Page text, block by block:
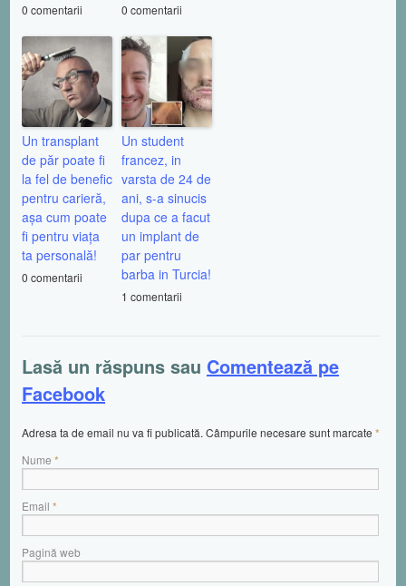
0 comentarii 0 comentarii
Un transplant
de păr poate fi
la fel de benefic
pentru carieră,
așa cum poate
fi pentru viața
ta personală!
0 comentarii
Un student
francez, in
varsta de 24 de
ani, s-a sinucis
dupa ce a facut
un implant de
par pentru
barba in Turcia!
1 comentarii
Lasă un răspuns sau Comentează pe
Facebook
Adresa ta de email nu va fi publicată. Câmpurile necesare sunt marcate *
Nume *
Email *
Pagină web